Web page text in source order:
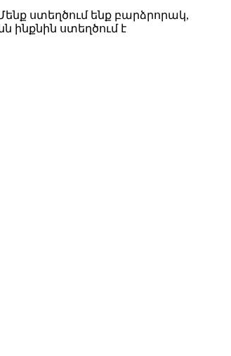
ստեղծում ենք բարձրորակ,
ինքնին ստեղծում է